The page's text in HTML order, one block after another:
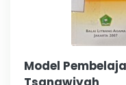
Model